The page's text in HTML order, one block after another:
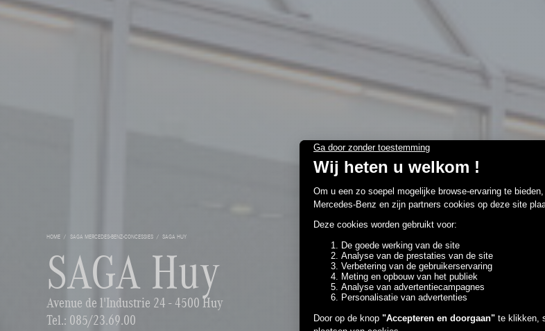
HOME SAGA MERCEDES-BENZ-CONCESSIES SAGA HUY
SAGA Huy
Avenue de l'Industrie 24 - 4500 Huy
Tel.: 085/23.69.00